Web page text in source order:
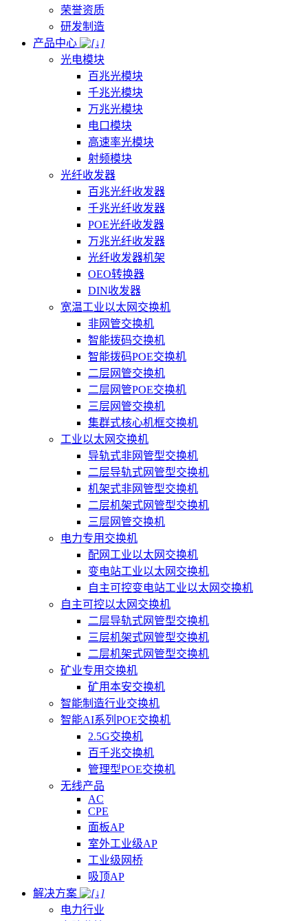
荣誉资质
研发制造
产品中心
光电模块
百兆光模块
千兆光模块
万兆光模块
电口模块
高速率光模块
射频模块
光纤收发器
百兆光纤收发器
千兆光纤收发器
POE光纤收发器
万兆光纤收发器
光纤收发器机架
OEO转换器
DIN收发器
宽温工业以太网交换机
非网管交换机
智能拨码交换机
智能拨码POE交换机
二层网管交换机
二层网管POE交换机
三层网管交换机
集群式核心机框交换机
工业以太网交换机
导轨式非网管型交换机
二层导轨式网管型交换机
机架式非网管型交换机
二层机架式网管型交换机
三层网管交换机
电力专用交换机
配网工业以太网交换机
变电站工业以太网交换机
自主可控变电站工业以太网交换机
自主可控以太网交换机
二层导轨式网管型交换机
三层机架式网管型交换机
二层机架式网管型交换机
矿业专用交换机
矿用本安交换机
智能制造行业交换机
智能AI系列POE交换机
2.5G交换机
百千兆交换机
管理型POE交换机
无线产品
AC
CPE
面板AP
室外工业级AP
工业级网桥
吸顶AP
解决方案
电力行业